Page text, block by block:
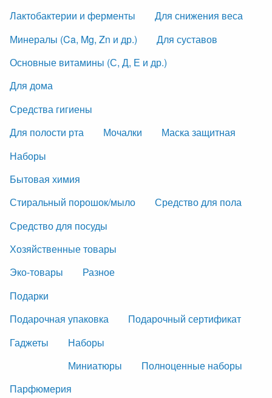
Лактобактерии и ферменты
Для снижения веса
Минералы (Ca, Mg, Zn и др.)
Для суставов
Основные витамины (С, Д, Е и др.)
Для дома
Средства гигиены
Для полости рта
Мочалки
Маска защитная
Наборы
Бытовая химия
Стиральный порошок/мыло
Средство для пола
Средство для посуды
Хозяйственные товары
Эко-товары
Разное
Подарки
Подарочная упаковка
Подарочный сертификат
Гаджеты
Наборы
Миниатюры
Полноценные наборы
Парфюмерия